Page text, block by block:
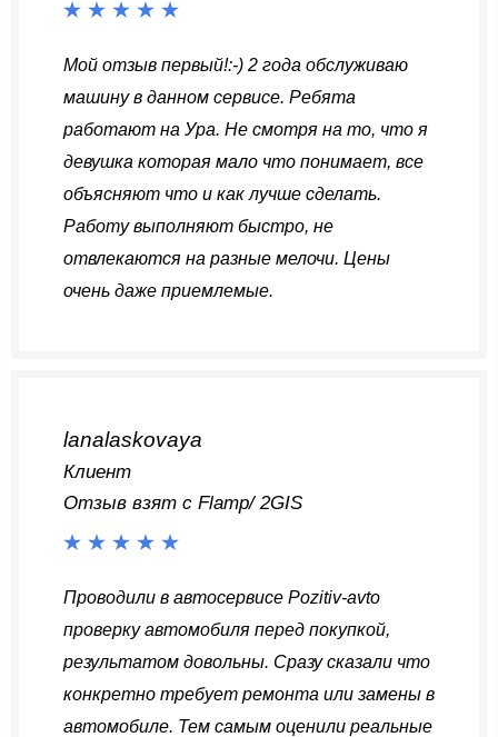
Мой отзыв первый!:-) 2 года обслуживаю
машину в данном сервисе. Ребята
работают на Ура. Не смотря на то, что я
девушка которая мало что понимает, все
объясняют что и как лучше сделать.
Работу выполняют быстро, не
отвлекаются на разные мелочи. Цены
очень даже приемлемые.
lanalaskovaya
Клиент
Отзыв взят с Flamp/ 2GIS
Проводили в автосервисе Pozitiv-avto
проверку автомобиля перед покупкой,
результатом довольны. Сразу сказали что
конкретно требует ремонта или замены в
автомобиле. Тем самым оценили реальные